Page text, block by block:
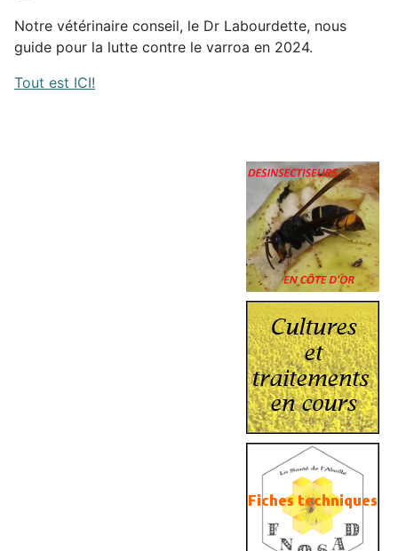
Notre vétérinaire conseil, le Dr Labourdette, nous
guide pour la lutte contre le varroa en 2024.
Tout est ICI!